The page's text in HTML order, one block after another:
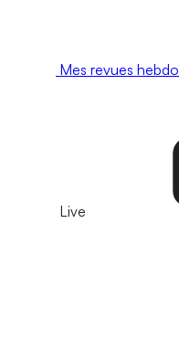
Mes revues hebdo
Live